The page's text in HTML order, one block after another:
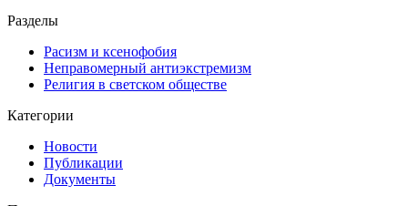
Разделы
Расизм и ксенофобия
Неправомерный антиэкстремизм
Религия в светском обществе
Категории
Новости
Публикации
Документы